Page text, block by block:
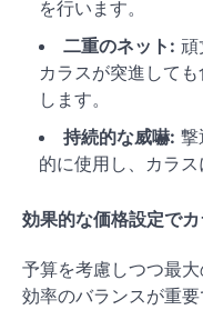
を行います。
二重のネット: 頑
カラスが突進して
します。
持続的な威嚇: 撃
的に使用し、カラス
効果的な価格設定で
予算を考慮しつつ最
効率のバランスが重要